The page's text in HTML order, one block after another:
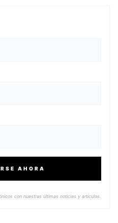
AHORA
con nuestras últimas noticias y artículos.